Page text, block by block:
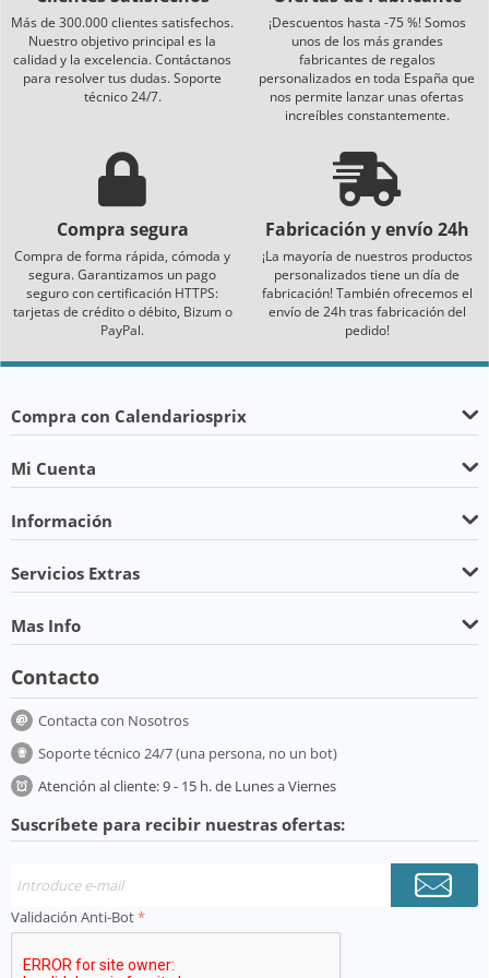
Más de 300.000 clientes satisfechos.
Nuestro objetivo principal es la
calidad y la excelencia. Contáctanos
para resolver tus dudas. Soporte
técnico 24/7.
¡Descuentos hasta -75 %! Somos
unos de los más grandes
fabricantes de regalos
personalizados en toda España que
nos permite lanzar unas ofertas
increíbles constantemente.
Compra segura
Compra de forma rápida, cómoda y
segura. Garantizamos un pago
seguro con certificación HTTPS:
tarjetas de crédito o débito, Bizum o
PayPal.
Fabricación y envío 24h
¡La mayoría de nuestros productos
personalizados tiene un día de
fabricación! También ofrecemos el
envío de 24h tras fabricación del
pedido!
Compra con Calendariosprix
Mi Cuenta
Información
Servicios Extras
Mas Info
Contacto
Contacta con Nosotros
Soporte técnico 24/7 (una persona, no un bot)
Atención al cliente: 9 - 15 h. de Lunes a Viernes
Suscríbete para recibir nuestras ofertas:
Validación Anti-Bot